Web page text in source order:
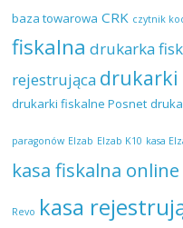
baza towarowa CRK czytnik
fiskalna drukarka
rejestrująca drukarki
drukarki fiskalne Posnet
paragonów Elzab Elzab K10 kasa
kasa fiskalna online
Revo kasa